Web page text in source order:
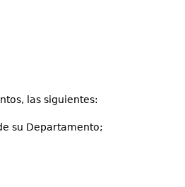
las siguientes:
su Departamento;